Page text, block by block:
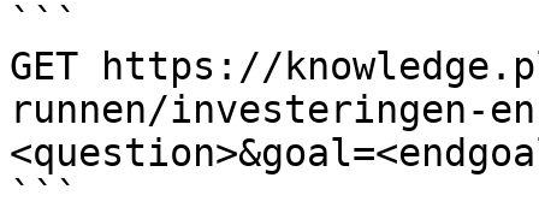
```
GET https://
runnen/investeringen-
```